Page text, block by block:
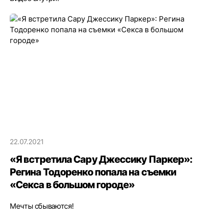
22.07.2021
«Я встретила Сару Джессику Паркер»:
Регина Тодоренко попала на съемки
«Секса в большом городе»
Мечты сбываются!